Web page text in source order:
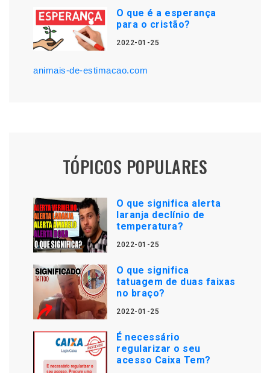
O que é a esperança
para o cristão?
2022-01-25
animais-de-estimacao.com
TÓPICOS POPULARES
O que significa alerta
laranja declínio de
temperatura?
2022-01-25
O que significa
tatuagem de duas faixas
no braço?
2022-01-25
É necessário
regularizar o seu
acesso Caixa Tem?